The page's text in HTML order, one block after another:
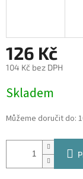
126 Kč
104 Kč bez DPH
cena:
Skladem
Můžeme doručit do: